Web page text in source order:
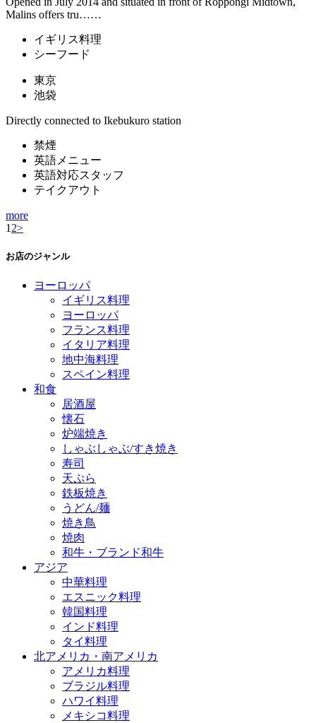
Malins offers tru……
イギリス料理
シーフード
東京
池袋
Directly connected to Ikebukuro station
禁煙
英語メニュー
英語対応スタッフ
テイクアウト
more
1 2>
お店のジャンル
ヨーロッパ
イギリス料理
ヨーロッパ
フランス料理
イタリア料理
地中海料理
スペイン料理
和食
居酒屋
懐石
炉端焼き
しゃぶしゃぶ/すき焼き
寿司
天ぷら
鉄板焼き
うどん/麺
焼き鳥
焼肉
和牛・ブランド和牛
アジア
中華料理
エスニック料理
韓国料理
インド料理
タイ料理
北アメリカ・南アメリカ
アメリカ料理
ブラジル料理
ハワイ料理
メキシコ料理